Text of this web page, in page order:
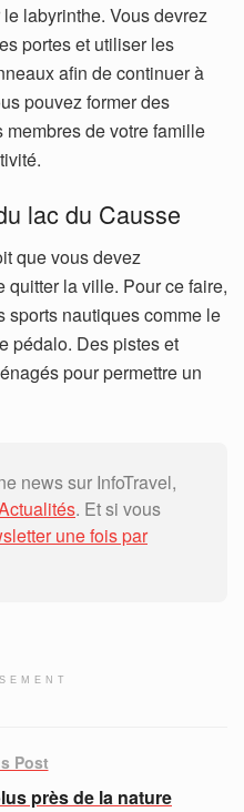
labyrinthe. Vous devrez
portes et utiliser les
afin de continuer à
pouvez former des
de votre famille
lac du Causse
que vous devez
la ville. Pour ce faire,
sports nautiques comme le
pédalo. Des pistes et
pour permettre un
news sur InfoTravel,
. Et si vous
une fois par
Post
près de la nature